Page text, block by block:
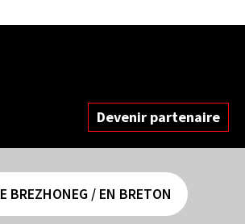
Devenir partenaire
E BREZHONEG / EN BRETON